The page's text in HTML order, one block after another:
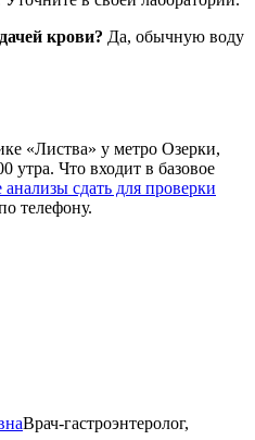
крови? Да, обычную воду
«Листва» у метро Озерки,
Что входит в базовое
анализы сдать для проверки
телефону.
Врач-гастроэнтеролог,